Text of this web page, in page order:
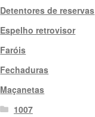
Detentores de reservas
Espelho retrovisor
Faróis
Fechaduras
Maçanetas
1007